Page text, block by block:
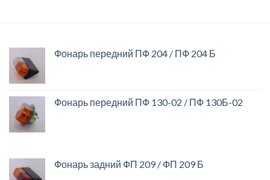
Фонарь передний ПФ 204 / ПФ 204 Б
Фонарь передний ПФ 130-02 / ПФ 130Б-02
Фонарь задний ФП 209 / ФП 209 Б